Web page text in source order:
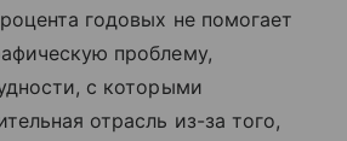
годовых не помогает
проблему,
с которыми
отрасль из-за того,